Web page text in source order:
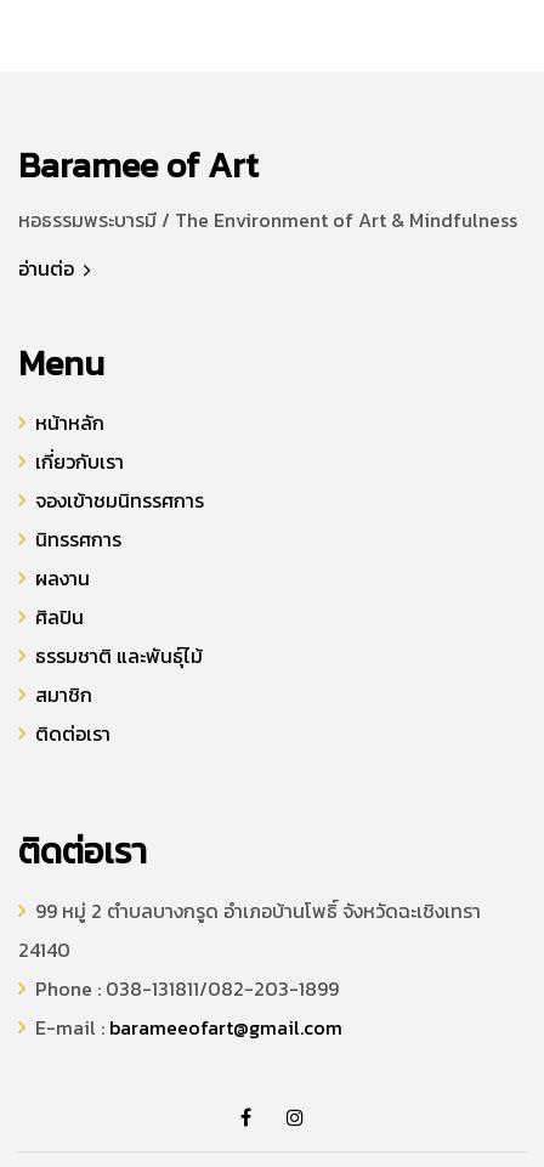
Baramee of Art
หอธรรมพระบารมี / The Environment of Art & Mindfulness
อ่านต่อ
Menu
หน้าหลัก
เกี่ยวกับเรา
จองเข้าชมนิทรรศการ
นิทรรศการ
ผลงาน
ศิลปิน
ธรรมชาติ และพันธุ์ไม้
สมาชิก
ติดต่อเรา
ติดต่อเรา
99 หมู่ 2 ตำบลบางกรูด อำเภอบ้านโพธิ์ จังหวัดฉะเชิงเทรา
24140
Phone : 038-131811/082-203-1899
E-mail : barameeofart@gmail.com